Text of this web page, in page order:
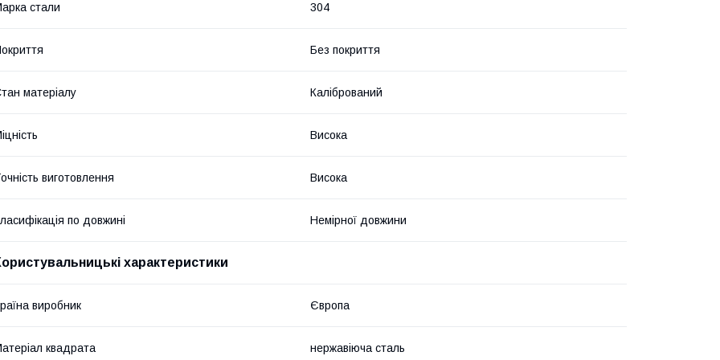
стали 304
Без покриття
матеріалу Калібрований
Висока
виготовлення Висока
по довжині Немірної довжини
характеристики
виробник Європа
квадрата нержавіюча сталь